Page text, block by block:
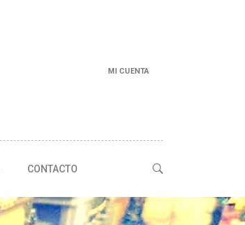
MI CUENTA
CONTACTO